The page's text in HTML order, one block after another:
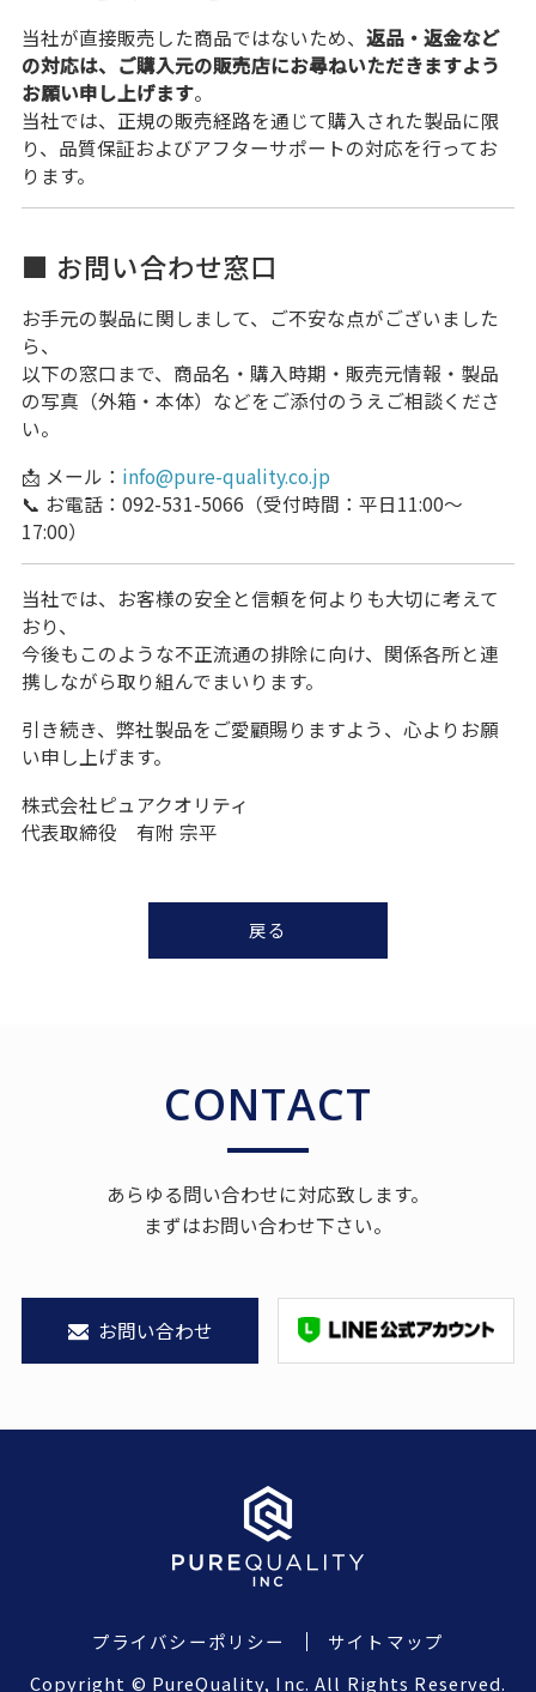
当社が直接販売した商品ではないため、 返品・返金など
の対応は、ご購入元の販売店にお尋ねいただきますよう
お願い申し上げます。
当社では、正規の販売経路を通じて購入された製品に限
り、品質保証およびアフターサポートの対応を行ってお
ります。
■ お問い合わせ窓口
お手元の製品に関しまして、ご不安な点がございました
ら、
以下の窓口まで、商品名・購入時期・販売元情報・製品
の写真（外箱・本体）などをご添付のうえご相談くださ
い。
📩 メール： info@pure-quality.co.jp
📞 お電話：092-531-5066（受付時間：平日11:00～
17:00）
当社では、お客様の安全と信頼を何よりも大切に考えて
おり、
今後もこのような不正流通の排除に向け、関係各所と連
携しながら取り組んでまいります。
引き続き、弊社製品をご愛顧賜りますよう、心よりお願
い申し上げます。
株式会社ピュアクオリティ
代表取締役 有附 宗平
戻る
CONTACT
あらゆる問い合わせに対応致します。
まずはお問い合わせ下さい。
お問い合わせ
プライバシーポリシー
サイトマップ
Copyright © PureQuality, Inc. All Rights Reserved.